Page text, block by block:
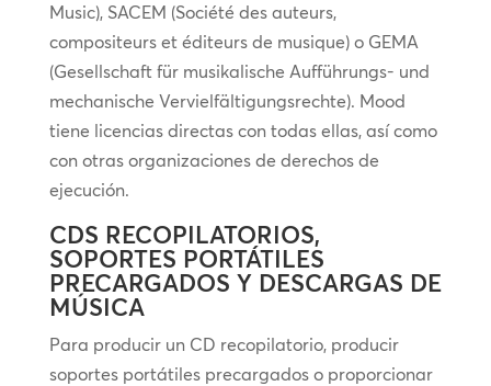
Music), SACEM (Société des auteurs,
compositeurs et éditeurs de musique) o GEMA
(Gesellschaft für musikalische Aufführungs- und
mechanische Vervielfältigungsrechte). Mood
tiene licencias directas con todas ellas, así como
con otras organizaciones de derechos de
ejecución.
CDS RECOPILATORIOS,
SOPORTES PORTÁTILES
PRECARGADOS Y DESCARGAS DE
MÚSICA
Para producir un CD recopilatorio, producir
soportes portátiles precargados o proporcionar